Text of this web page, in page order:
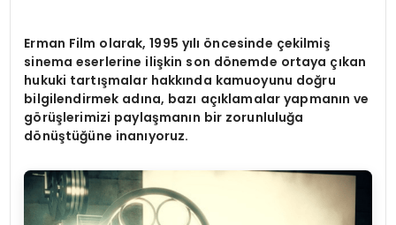
Erman Film olarak, 1995 yılı öncesinde çekilmiş
sinema eserlerine ilişkin son dönemde ortaya çıkan
hukuki tartışmalar hakkında kamuoyunu doğru
bilgilendirmek adına, bazı açıklamalar yapmanın ve
görüşlerimizi paylaşmanın bir zorunluluğa
dönüştüğüne inanıyoruz.